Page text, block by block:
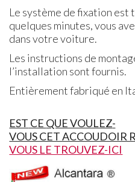
Le système de fixation est
quelques minutes, vous
dans votre voiture.
Les instructions de
l’installation sont fournis.
Entièrement fabriqué en
EST CE QUE VOULEZ-
VOUS CET ACCOUDOIR
VOUS LE TROUVEZ-ICI